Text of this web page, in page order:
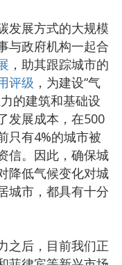
发展方式的大规模
与政府机构一起合
，助其跟踪城市的
评级 ，为建设“气
的建筑和基础设
发展成本，在500
只有4%的城市被
信。因此，确保城
降低气候变化对城
城市，都具有十分
之后，目前我们正